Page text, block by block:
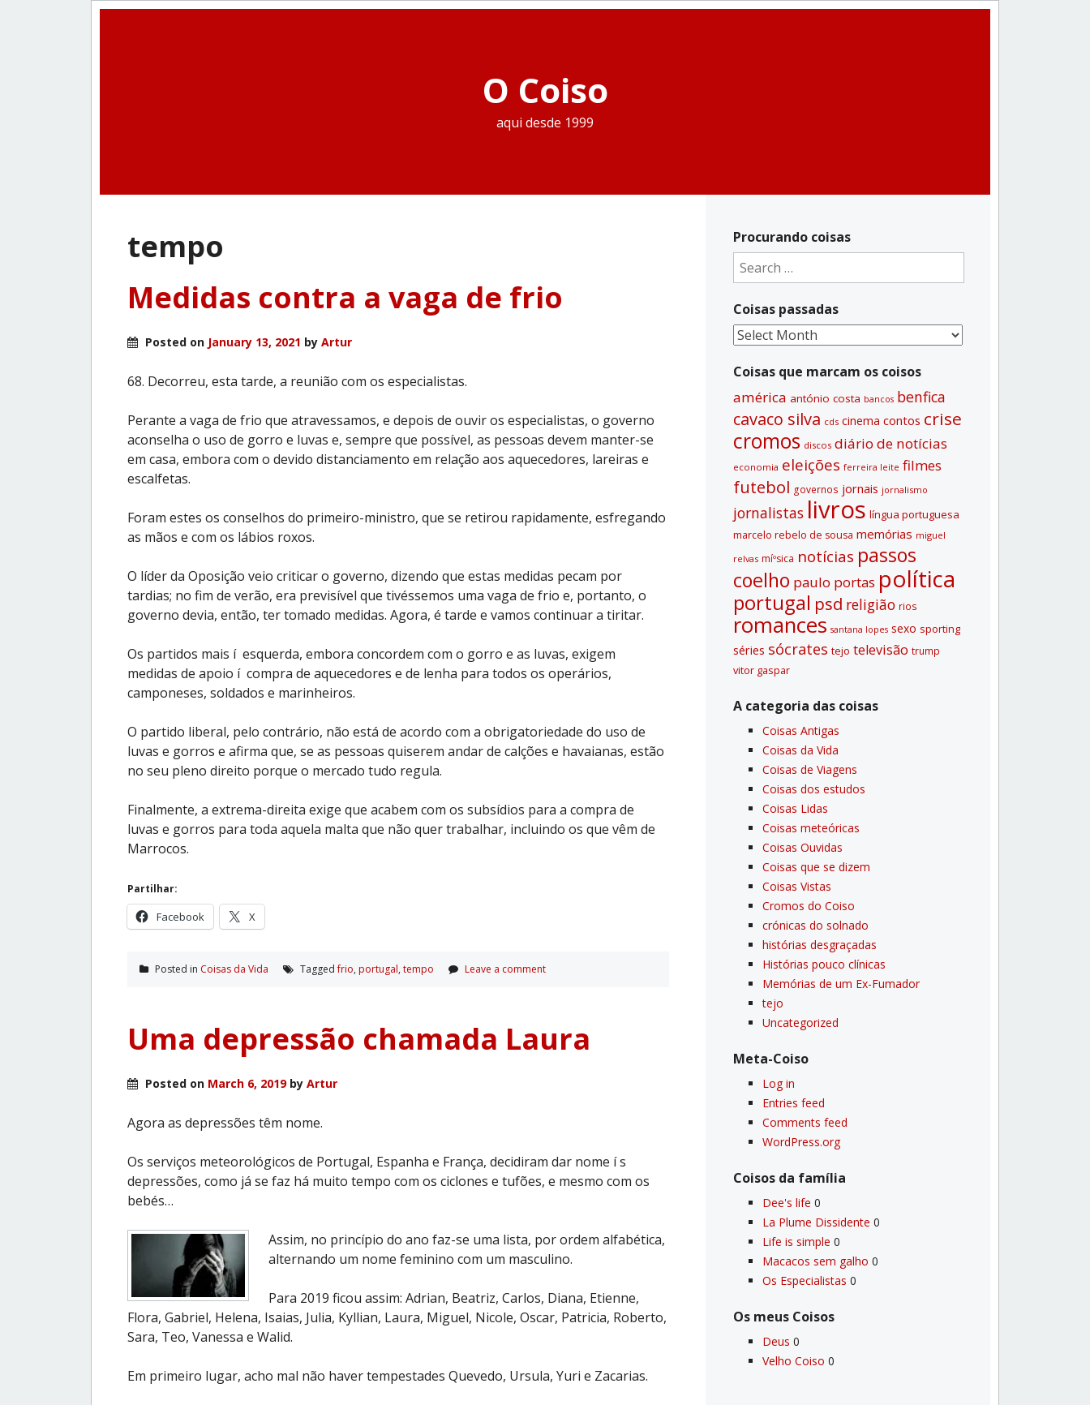
O Coiso
aqui desde 1999
tempo
Medidas contra a vaga de frio
Posted on January 13, 2021 by Artur
68. Decorreu, esta tarde, a reunião com os especialistas.
Perante a vaga de frio que atravessamos, e depois de ouvir os especialistas, o governo
aconselha o uso de gorro e luvas e, sempre que possível, as pessoas devem manter-se
em casa, embora com o devido distanciamento em relação aos aquecedores, lareiras e
escalfetas.
Foram estes os conselhos do primeiro-ministro, que se retirou rapidamente, esfregando
as mãos e com os lábios roxos.
O líder da Oposição veio criticar o governo, dizendo que estas medidas pecam por
tardias; no fim de verão, era previsível que tivéssemos uma vaga de frio e, portanto, o
governo devia, então, ter tomado medidas. Agora, é tarde e vamos continuar a tiritar.
Os partidos mais í esquerda, embora concordem com o gorro e as luvas, exigem
medidas de apoio í compra de aquecedores e de lenha para todos os operários,
camponeses, soldados e marinheiros.
O partido liberal, pelo contrário, não está de acordo com a obrigatoriedade do uso de
luvas e gorros e afirma que, se as pessoas quiserem andar de calções e havaianas, estão
no seu pleno direito porque o mercado tudo regula.
Finalmente, a extrema-direita exige que acabem com os subsídios para a compra de
luvas e gorros para toda aquela malta que não quer trabalhar, incluindo os que vêm de
Marrocos.
Partilhar:
Facebook X
Posted in Coisas da Vida Taggedfrio, portugal, tempo Leave a comment
Uma depressão chamada Laura
Posted on March 6, 2019by Artur
Agora as depressões têm nome.
Os serviços meteorológicos de Portugal, Espanha e França, decidiram dar nome í s
depressões, como já se faz há muito tempo com os ciclones e tufões, e mesmo com os
bebés…
Assim, no princípio do ano faz-se uma lista, por ordem alfabética,
alternando um nome feminino com um masculino.
Para 2019 ficou assim: Adrian, Beatriz, Carlos, Diana, Etienne,
Flora, Gabriel, Helena, Isaias, Julia, Kyllian, Laura, Miguel, Nicole, Oscar, Patricia, Roberto,
Sara, Teo, Vanessa e Walid.
Em primeiro lugar, acho mal não haver tempestades Quevedo, Ursula, Yuri e Zacarias.
Procurando coisas
Search
for:
Coisas passadas
Coisas
Coisas que marcam os coisos
américa antónio costa bancos benfica
cavaco silva cds cinema contos crise
cromos discos diário de notí­cias
economia eleições ferreira leite filmes
futebol governos jornais jornalismo
jornalistas livros lí­ngua portuguesa
marcelo rebelo de sousa memórias miguel
relvas míºsica notí­cias passos
coelho paulo portas polí­tica
portugal psd religião rios
romances santana lopes sexo sporting
séries sócrates tejo televisão trump
vitor gaspar
A categoria das coisas
Coisas Antigas
Coisas da Vida
Coisas de Viagens
Coisas dos estudos
Coisas Lidas
Coisas meteóricas
Coisas Ouvidas
Coisas que se dizem
Coisas Vistas
Cromos do Coiso
crónicas do solnado
histórias desgraçadas
Histórias pouco clí­nicas
Memórias de um Ex-Fumador
tejo
Uncategorized
Meta-Coiso
Log in
Entries feed
Comments feed
WordPress.org
Coisos da famí­lia
Dee's life 0
La Plume Dissidente 0
Life is simple 0
Macacos sem galho 0
Os Especialistas 0
Os meus Coisos
Deus 0
Velho Coiso 0